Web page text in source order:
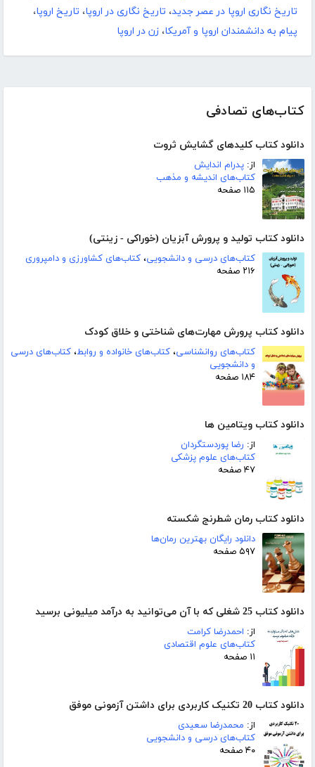
کتاب‌های تصادفی
دانلود کتاب کلیدهای گشایش ثروت
از: پدرام اندایش
کتاب‌های اندیشه و مذهب
۱۱۵ صفحه
دانلود کتاب تولید و پرورش آبزیان (خوراکی - زینتی)
کتاب‌های درسی و دانشجویی، کتاب‌های کشاورزی و دامپروری
۲۱۶ صفحه
دانلود کتاب پرورش مهارت‌های شناختی و خلاق کودک
کتاب‌های روانشناسی، کتاب‌های خانواده و روابط، کتاب‌های درسی
و دانشجویی
۱۸۴ صفحه
دانلود کتاب ویتامین ها
از: رضا پوردستگردان
کتاب‌های علوم پزشکی
۴۷ صفحه
دانلود کتاب رمان شطرنج شکسته
دانلود رایگان بهترین رمان‌ها
۵۹۷ صفحه
دانلود کتاب 25 شغلی که با آن می‌توانید به درآمد میلیونی برسید
از: احمدرضا کرامت
کتاب‌های علوم اقتصادی
۱۱ صفحه
دانلود کتاب 20 تکنیک کاربردی برای داشتن آزمونی موفق
از: محمدرضا سعیدی
کتاب‌های درسی و دانشجویی
۴۰ صفحه
تاریخ نگاری اروپا در عصر جدید، تاریخ نگاری در اروپا، تاریخ اروپا،
پیام به دانشمندان اروپا و آمریکا، زن در اروپا